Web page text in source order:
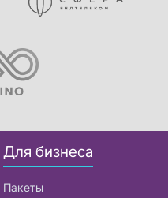
Для бизнеса
Пакеты